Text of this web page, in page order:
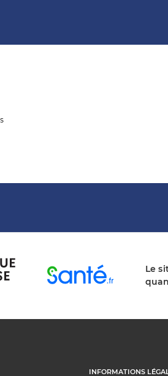
Le
INFORMATIONS